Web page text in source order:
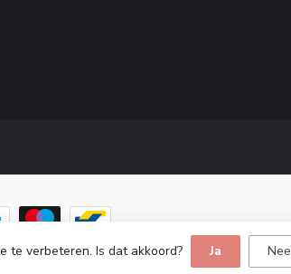
te verbeteren. Is dat akkoord? Ja Nee